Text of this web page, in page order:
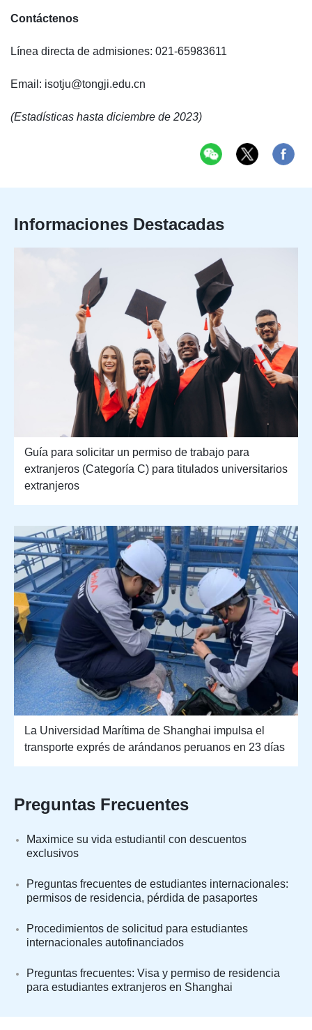
Contáctenos
Línea directa de admisiones: 021-65983611
Email: isotju@tongji.edu.cn
(Estadísticas hasta diciembre de 2023)
Informaciones Destacadas
Guía para solicitar un permiso de trabajo para
extranjeros (Categoría C) para titulados universitarios
extranjeros
La Universidad Marítima de Shanghai impulsa el
transporte exprés de arándanos peruanos en 23 días
Preguntas Frecuentes
Maximice su vida estudiantil con descuentos
exclusivos
Preguntas frecuentes de estudiantes internacionales:
permisos de residencia, pérdida de pasaportes
Procedimientos de solicitud para estudiantes
internacionales autofinanciados
Preguntas frecuentes: Visa y permiso de residencia
para estudiantes extranjeros en Shanghai